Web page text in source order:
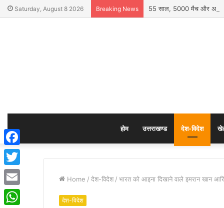
Saturday, August 8 2026 Breaking News 55 साल, 5000 मैच और
होम उत्तराखण्ड देश-विदेश
Home / देश-विदेश / भारत को आइना दिखाने वाले इमरान खान
देश-विदेश
Facebook
Twitter
Email